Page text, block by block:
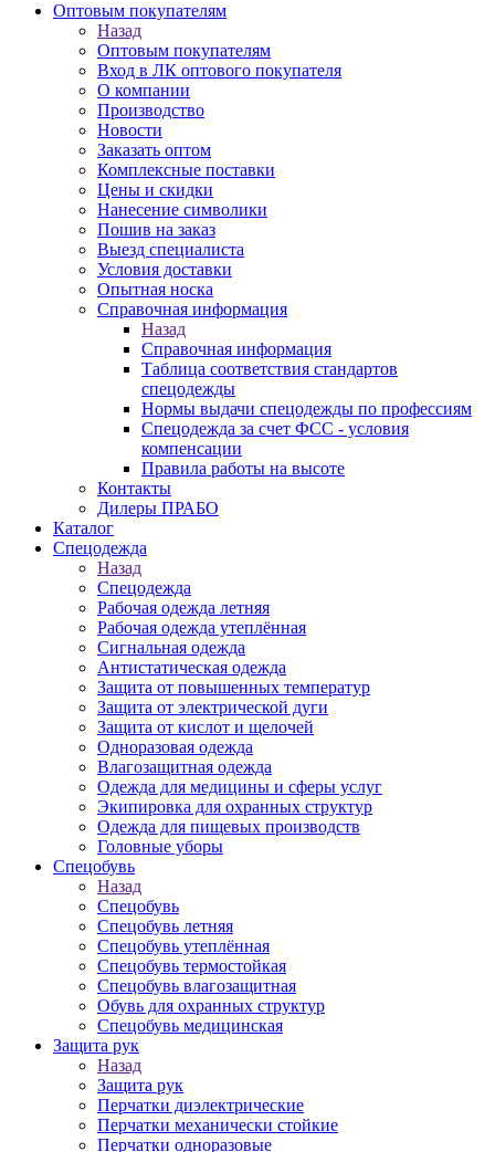
Оптовым покупателям
Назад
Оптовым покупателям
Вход в ЛК оптового покупателя
О компании
Производство
Новости
Заказать оптом
Комплексные поставки
Цены и скидки
Нанесение символики
Пошив на заказ
Выезд специалиста
Условия доставки
Опытная носка
Справочная информация
Назад
Справочная информация
Таблица соответствия стандартов
спецодежды
Нормы выдачи спецодежды по профессиям
Спецодежда за счет ФСС - условия
компенсации
Правила работы на высоте
Контакты
Дилеры ПРАБО
Каталог
Спецодежда
Назад
Спецодежда
Рабочая одежда летняя
Рабочая одежда утеплённая
Сигнальная одежда
Антистатическая одежда
Защита от повышенных температур
Защита от электрической дуги
Защита от кислот и щелочей
Одноразовая одежда
Влагозащитная одежда
Одежда для медицины и сферы услуг
Экипировка для охранных структур
Одежда для пищевых производств
Головные уборы
Спецобувь
Назад
Спецобувь
Спецобувь летняя
Спецобувь утеплённая
Спецобувь термостойкая
Спецобувь влагозащитная
Обувь для охранных структур
Спецобувь медицинская
Защита рук
Назад
Защита рук
Перчатки диэлектрические
Перчатки механически стойкие
Перчатки одноразовые